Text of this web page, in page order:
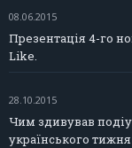
08.06.2015
Презентація 4-го
Like.
28.10.2015
Чим здивував
українського